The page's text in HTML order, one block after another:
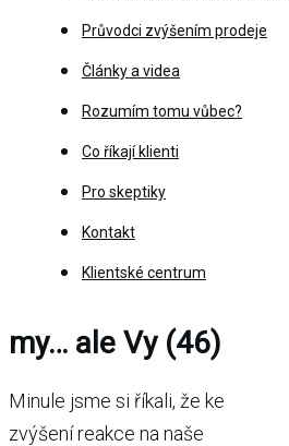
Průvodci zvýšením prodeje
Články a videa
Rozumím tomu vůbec?
Co říkají klienti
Pro skeptiky
Kontakt
Klientské centrum
my… ale Vy (46)
Minule jsme si říkali, že ke
zvýšení reakce na naše